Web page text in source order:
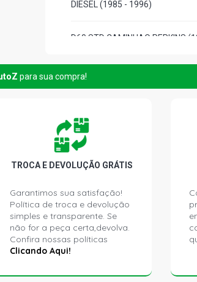
DIESEL (1985 - 1996)
D60 STD CAMINHAO PERKINS
D60 STD CAMINHAO 5.8 12V
DIESEL (1981 - 1989)
DIESEL (1981 - 1989)
DIESEL (1980 - 1989)
D80 STD CAMINHAO 5.8 12V
DIESEL (1980 - 1989)
11130 STD CAMINHAO 5.9 12V
para sua compra!
TROCA E DEVOLUÇÃO GRÁTIS
Garantimos sua satisfação!
Política de troca e devolução
simples e transparente. Se
não for a peça certa,devolva.
Confira nossas políticas
Clicando Aqui!